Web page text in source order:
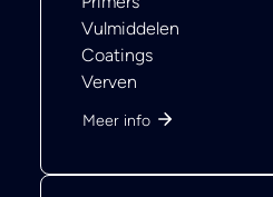
Vulmiddelen
Coatings
Verven
Meer info